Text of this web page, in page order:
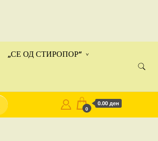
„СЕ ОД СТИРОПОР“
0
0.00 ден